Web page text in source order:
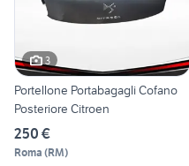
3
Portellone Portabagagli Cofano
Posteriore Citroen
250 €
Roma (RM)